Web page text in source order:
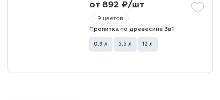
9 цветов
от 892 ₽/шт
Пропитка по древесине 3в1
0.9 л 5.5 л 12 л